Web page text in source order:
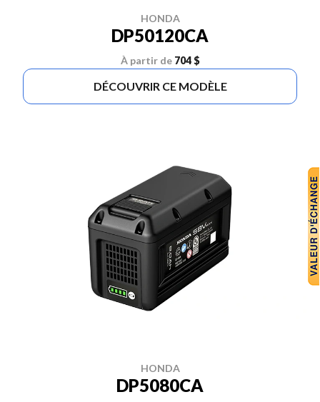
HONDA
DP50120CA
À partir de 704 $
DÉCOUVRIR CE MODÈLE
HONDA
DP5080CA